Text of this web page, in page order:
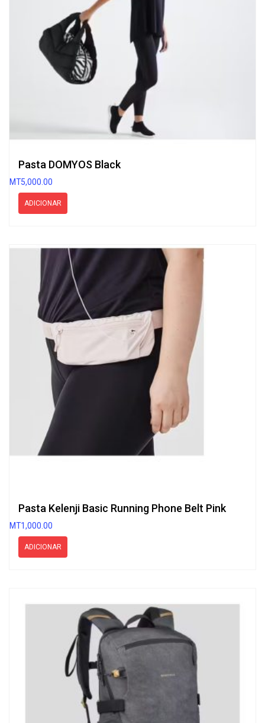
Pasta DOMYOS Black
MT5,000.00
ADICIONAR
Pasta Kelenji Basic Running Phone Belt Pink
MT1,000.00
ADICIONAR